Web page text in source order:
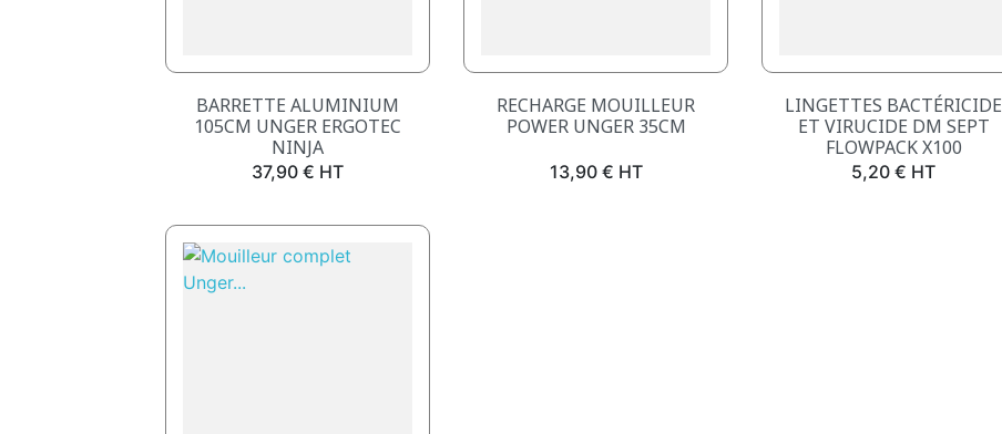
Aperçu rapide
BARRETTE ALUMINIUM
105CM UNGER ERGOTEC
NINJA
Prix
37,90 € HT
 Aperçu rapide
RECHARGE MOUILLEUR
POWER UNGER 35CM
Prix
13,90 € HT
Aperçu rapide
LINGETTES BACTÉRICIDE
ET VIRUCIDE DM SEPT
FLOWPACK X100
Prix
5,20 € HT